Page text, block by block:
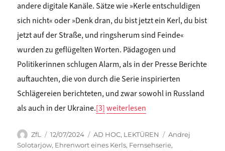
andere digitale Kanäle. Sätze wie »Kerle entschuldigen
sich nicht« oder »Denk dran, du bist jetzt ein Kerl, du bist
jetzt auf der Straße, und ringsherum sind Feinde«
wurden zu geflügelten Worten. Pädagogen und
Politikerinnen schlugen Alarm, als in der Presse Berichte
auftauchten, die von durch die Serie inspirierten
Schlägereien berichteten, und zwar sowohl in Russland
als auch in der Ukraine.[3]„Matthias Schwartz: IN DER WELT
weiterlesen
Autor
ZfL
Veröffentlicht
am
12/07/2024 Kategorien
AD HOC, LEKTÜREN Schlagwörter
Andrej
Solotarjow, Ehrenwort eines Kerls, Fernsehserie,